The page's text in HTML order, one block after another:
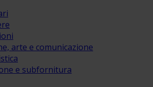
arte e comunicazione
e subfornitura